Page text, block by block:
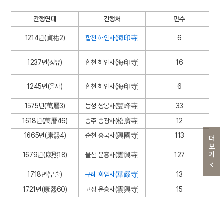
더보기
간행연대 간행처 판수
1214년(貞祐2) 합천 해인사(海印寺) 6
1237년(정유) 합천 해인사(海印寺) 16
1245년(을사) 합천 해인사(海印寺) 6
1575년(萬曆3) 능성 쌍봉사(雙峰寺) 33
1618년(萬曆46)
승주 송광사(松廣寺)
12
1665년(康熙4)
순천 흥국사(興國寺) 113
1679년(康熙18) 울산 운흥사(雲興寺) 127
1718년(무술) 구례 화엄사(華嚴寺)
13
1721년(康熙60)
고성 운흥사(雲興寺) 15